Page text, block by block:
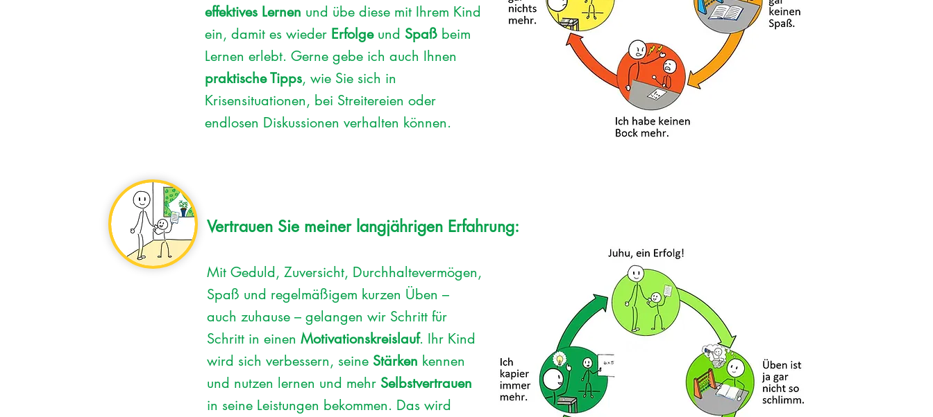
effektives Lernen und übe diese mit Ihrem Kind
ein, damit es wieder Erfolgeund Spaß beim
Lernen erlebt. Gerne gebe ich auch Ihnen
praktische Tipps, wie Sie sich in
Krisensituationen, bei Streitereien oder
endlosen Diskussionen verhalten können.
Vertrauen Sie meiner langjährigen Erfahrung:
Mit Geduld, Zuversicht, Durchhaltevermögen,
Spaß und regelmäßigem kurzen Üben –
auch zuhause – gelangen wir Schritt für
Schritt in einen Motivationskreislauf. Ihr Kind
wird sich verbessern, seine Stärken kennen
und nutzen lernen und mehr Selbstvertrauen
in seine Leistungen bekommen. Das wird